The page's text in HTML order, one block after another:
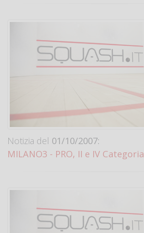
Notizia del 01/10/2007:
MILANO3 - PRO, II e IV Categoria